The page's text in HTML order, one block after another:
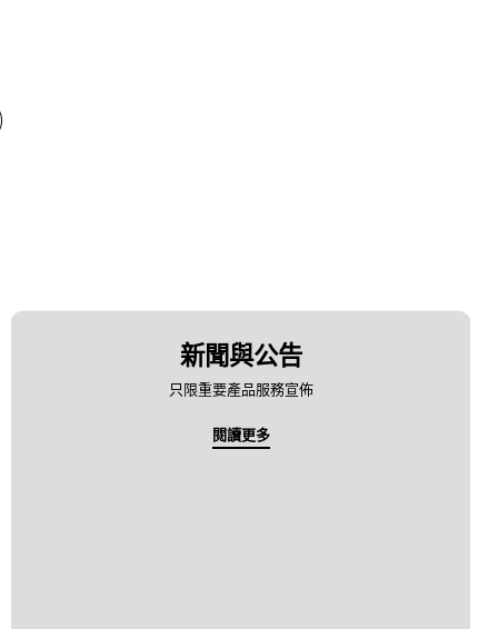
新聞與公告
只限重要產品服務宣佈
閱讀更多